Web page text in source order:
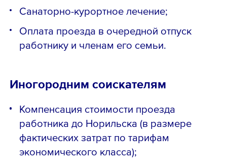
Санаторно-курортное лечение;
Оплата проезда в очередной отпуск
работнику и членам его семьи.
Иногородним соискателям
Компенсация стоимости проезда
работника до Норильска (в размере
фактических затрат по тарифам
экономического класса);